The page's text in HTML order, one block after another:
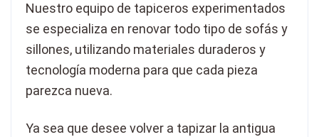
Nuestro equipo de tapiceros experimentados
se especializa en renovar todo tipo de sofás y
sillones, utilizando materiales duraderos y
tecnología moderna para que cada pieza
parezca nueva.
Ya sea que desee volver a tapizar la antigua